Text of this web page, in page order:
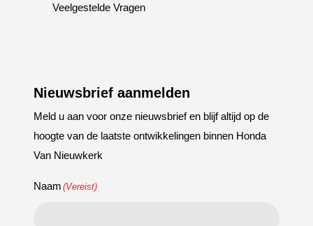
Veelgestelde Vragen
Nieuwsbrief aanmelden
Meld u aan voor onze nieuwsbrief en blijf altijd op de
hoogte van de laatste ontwikkelingen binnen Honda
Van Nieuwkerk
Naam (Vereist)